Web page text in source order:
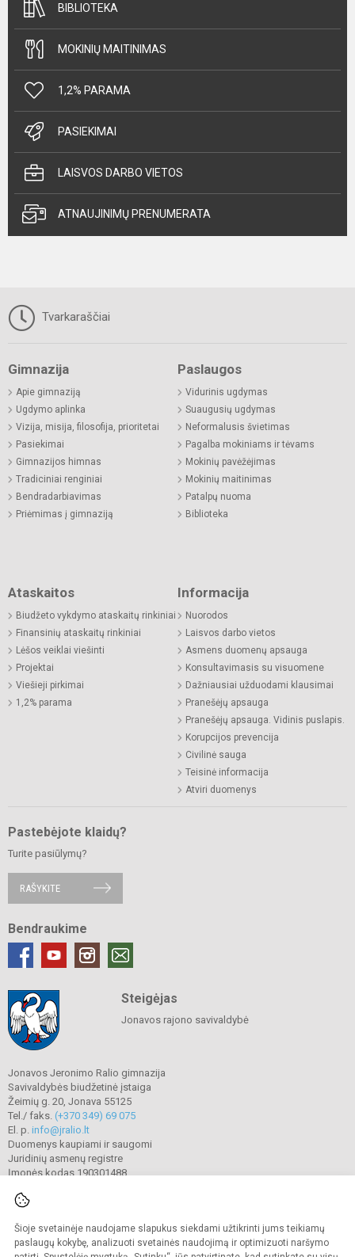
Šioje svetainėje naudojame slapukus siekdami užtikrinti jums teikiamų
paslaugų kokybę, analizuoti svetainės naudojimą ir optimizuoti naršymo
BIBLIOTEKA
MOKINIŲ MAITINIMAS
1,2% PARAMA
PASIEKIMAI
LAISVOS DARBO VIETOS
ATNAUJINIMŲ PRENUMERATA
Tvarkaraščiai
Gimnazija
Apie gimnaziją
Ugdymo aplinka
Vizija, misija, filosofija, prioritetai
Pasiekimai
Gimnazijos himnas
Tradiciniai renginiai
Bendradarbiavimas
Priėmimas į gimnaziją
Paslaugos
Vidurinis ugdymas
Suaugusių ugdymas
Neformalusis švietimas
Pagalba mokiniams ir tėvams
Mokinių pavėžėjimas
Mokinių maitinimas
Patalpų nuoma
Biblioteka
Ataskaitos
Biudžeto vykdymo ataskaitų rinkiniai
Finansinių ataskaitų rinkiniai
Lėšos veiklai viešinti
Projektai
Viešieji pirkimai
1,2% parama
Informacija
Nuorodos
Laisvos darbo vietos
Asmens duomenų apsauga
Konsultavimasis su visuomene
Dažniausiai užduodami klausimai
Pranešėjų apsauga
Pranešėjų apsauga. Vidinis puslapis.
Korupcijos prevencija
Civilinė sauga
Teisinė informacija
Atviri duomenys
Pastebėjote klaidų?
Turite pasiūlymų?
RAŠYKITE
Bendraukime
Steigėjas
Jonavos rajono savivaldybė
Jonavos Jeronimo Ralio gimnazija
Savivaldybės biudžetinė įstaiga
Žeimių g. 20, Jonava 55125
Tel./ faks. (+370 349) 69 075
El. p. info@jralio.lt
Duomenys kaupiami ir saugomi
Juridinių asmenų registre
Įmonės kodas 190301488
© 2023. Jonavos Jeronimo Ralio gimnazija. Visos teisės saugomos.
Kopijuoti turinį be raštiško gimnazijos sutikimo griežtai draudžiama.